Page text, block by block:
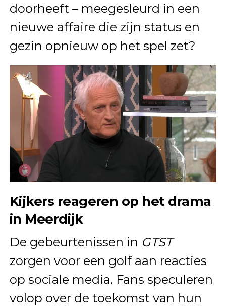
doorheeft – meegesleurd in een
nieuwe affaire die zijn status en
gezin opnieuw op het spel zet?
Kijkers reageren op het drama
in Meerdijk
De gebeurtenissen in GTST
zorgen voor een golf aan reacties
op sociale media. Fans speculeren
volop over de toekomst van hun